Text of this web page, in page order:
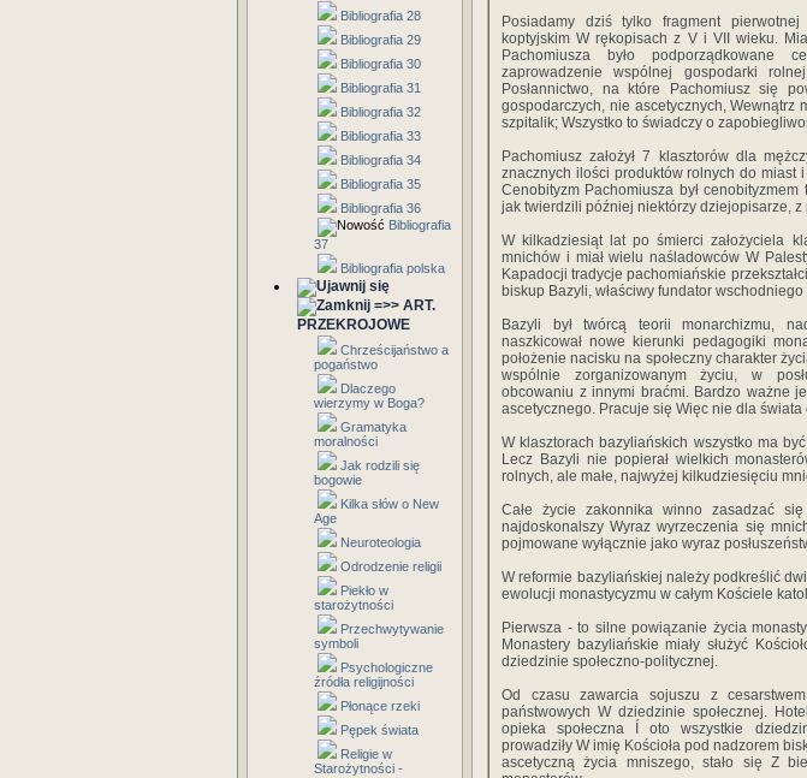
Bibliografia 28
Bibliografia 29
Bibliografia 30
Bibliografia 31
Bibliografia 32
Bibliografia 33
Bibliografia 34
Bibliografia 35
Bibliografia 36
Bibliografia
37
Bibliografia polska
=>> ART.
PRZEKROJOWE
Chrześcijaństwo a
pogaństwo
Dlaczego
wierzymy w Boga?
Gramatyka
moralności
Jak rodzili się
bogowie
Kilka słów o New
Age
Neuroteologia
Odrodzenie religii
Piekło w
starożytności
Przechwytywanie
symboli
Psychologiczne
źródła religijności
Płonące rzeki
Pępek świata
Religie w
Starożytności -
Posiadamy dziś tylko fragment
koptyjskim W rękopisach z V i VII wieku.
Pachomiusza było podporządkowane
zaprowadzenie wspólnej gospodarki
Posłannictwo, na które Pachomiusz się
gospodarczych, nie ascetycznych,
szpitalik; Wszystko to świadczy o
Pachomiusz założył 7 klasztorów dla
znacznych ilości produktów rolnych do miast
Cenobityzm Pachomiusza był
jak twierdzili później niektórzy dziejopisarze,
W kilkadziesiąt lat po śmierci założyciela
mnichów i miał wielu naśladowców W
Kapadocji tradycje pachomiańskie
biskup Bazyli, właściwy fundator
Bazyli był twórcą teorii monarchizmu,
naszkicował nowe kierunki pedagogiki
położenie nacisku na społeczny charakter
wspólnie zorganizowanym życiu, w
obcowaniu z innymi braćmi. Bardzo ważne
ascetycznego. Pracuje się Więc nie dla świata
W klasztorach bazyliańskich wszystko ma
Lecz Bazyli nie popierał wielkich
rolnych, ale małe, najwyżej kilkudziesięciu
Całe życie zakonnika winno zasadzać
najdoskonalszy Wyraz wyrzeczenia się
pojmowane wyłącznie jako wyraz
W reformie bazyliańskiej należy podkreślić
ewolucji monastycyzmu w całym Kościele
Pierwsza - to silne powiązanie życia
Monastery bazyliańskie miały służyć
dziedzinie społeczno-politycznej.
Od czasu zawarcia sojuszu z
państwowych W dziedzinie społecznej.
opieka społeczna Í oto wszystkie
prowadziły W imię Kościoła pod nadzorem
ascetyczną życia mniszego, stało się Z